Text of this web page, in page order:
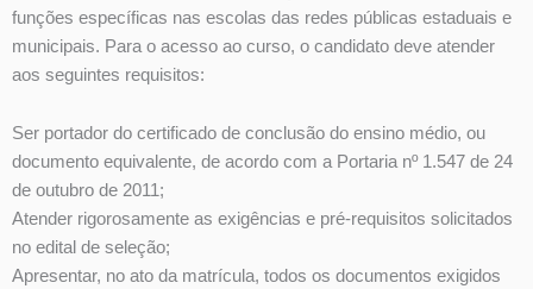
funções específicas nas escolas das redes públicas estaduais e
municipais. Para o acesso ao curso, o candidato deve atender
aos seguintes requisitos:
Ser portador do certificado de conclusão do ensino médio, ou
documento equivalente, de acordo com a Portaria nº 1.547 de 24
de outubro de 2011;
Atender rigorosamente as exigências e pré-requisitos solicitados
no edital de seleção;
Apresentar, no ato da matrícula, todos os documentos exigidos